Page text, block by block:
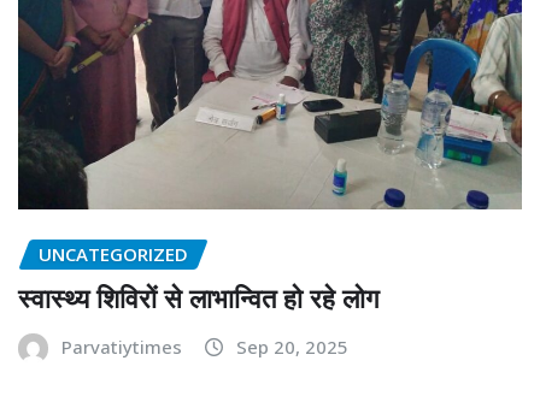
UNCATEGORIZED
स्वास्थ्य शिविरों से लाभान्वित हो रहे लोग
Parvatiytimes Sep 20, 2025